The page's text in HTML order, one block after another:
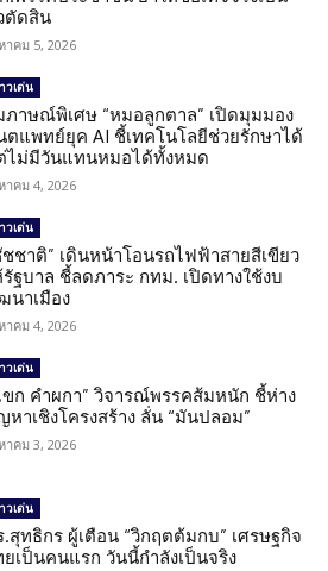
ตัดสิน
าคม 5, 2026
วเด่น
ภาษณ์พิเศษ “หมอลูกตาล” เปิดมุมมอง
ตแพทย์ยุค AI ชี้เทคโนโลยีช่วยรักษาได้
ไม่มีวันแทนหมอได้ทั้งหมด
าคม 4, 2026
วเด่น
ชชาติ” เดินหน้าโอนรถไฟฟ้าสายสีเขียว
รัฐบาล ชี้ลดภาระ กทม. เปิดทางใช้งบ
นาเมือง
าคม 4, 2026
วเด่น
ขก คำผกา” วิจารณ์พรรคส้มหนัก ชี้ห่าง
หาเชิงโครงสร้าง ลั่น “มันปลอม”
าคม 3, 2026
วเด่น
.สุทธิกร ผู้เตือน “วิกฤตต้มกบ” เศรษฐกิจ
ยเป็นคนแรก วันนี้กำลังเป็นจริง